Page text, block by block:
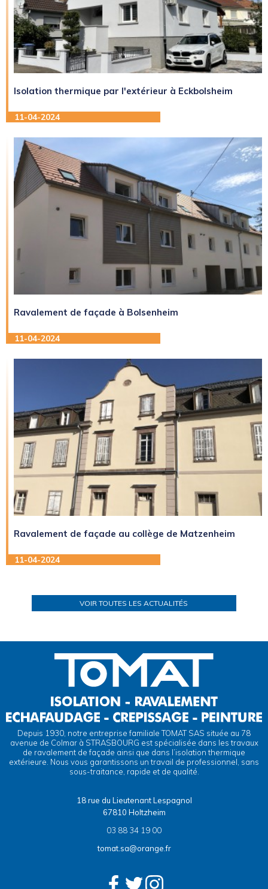
Isolation thermique par l'extérieur à Eckbolsheim
11-04-2024
Ravalement de façade à Bolsenheim
11-04-2024
Ravalement de façade au collège de Matzenheim
11-04-2024
VOIR TOUTES LES ACTUALITÉS
Depuis 1930, notre entreprise familiale TOMAT SAS située au 78
avenue de Colmar à STRASBOURG est spécialisée dans les travaux
de ravalement de façade ainsi que dans l’isolation thermique
extérieure. Nous vous garantissons un travail de professionnel, sans
sous-traitance, rapide et de qualité.
18 rue du Lieutenant Lespagnol
67810 Holtzheim
03 88 34 19 00
tomat.sa@orange.fr